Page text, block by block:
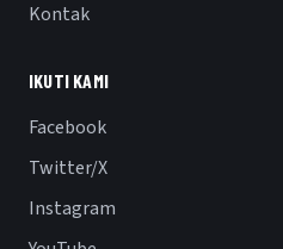
Kontak
IKUTI KAMI
Facebook
Twitter/X
Instagram